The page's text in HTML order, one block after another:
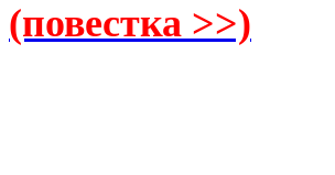
(повестка >>)